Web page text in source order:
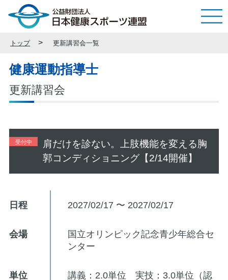
トップ 更新講習会一覧
健康運動指導士
更新講習会
受付中
肩だけを診ない。上肢機能を変える胸
郭コンディショニング【2/14開催】
日程 2027/02/17 〜 2027/02/17
会場
国立オリンピック記念青少年総合セ
ンター
単位
講義：2.0単位 実技：3.0単位（認